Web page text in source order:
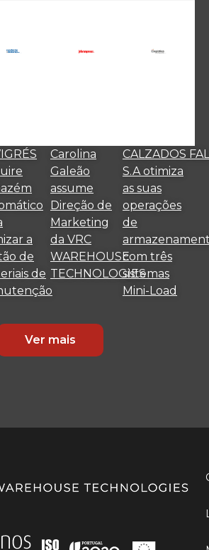
a
de
de
Carolina
Galeão
assume
Direção de
Marketing
da VRC
WAREHOUSE
TECHNOLOGIES
CALZADOS FAL
S.A otimiza
as suas
operações
de
com três
sistemas
Mini-Load
Ver mais